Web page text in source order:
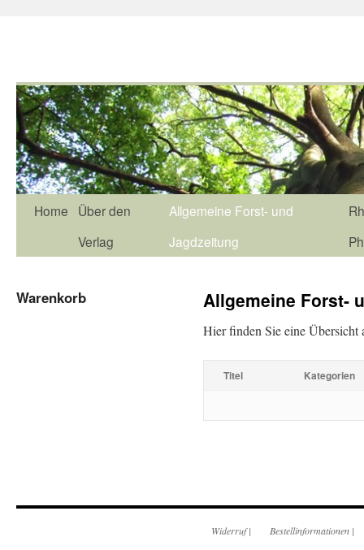
Home
Über den
Verlag
Allgemeine Forst- und
Jagdzeitung
Allgemeine Forst-
Hier finden Sie eine
Titel Kategorien
Warenkorb
Widerruf| Bestellinformationen |